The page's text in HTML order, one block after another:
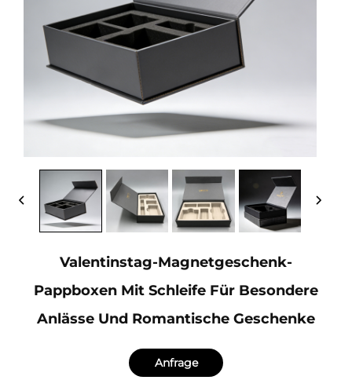
Valentinstag-Magnetgeschenk-
Pappboxen Mit Schleife Für Besondere
Anlässe Und Romantische Geschenke
Anfrage